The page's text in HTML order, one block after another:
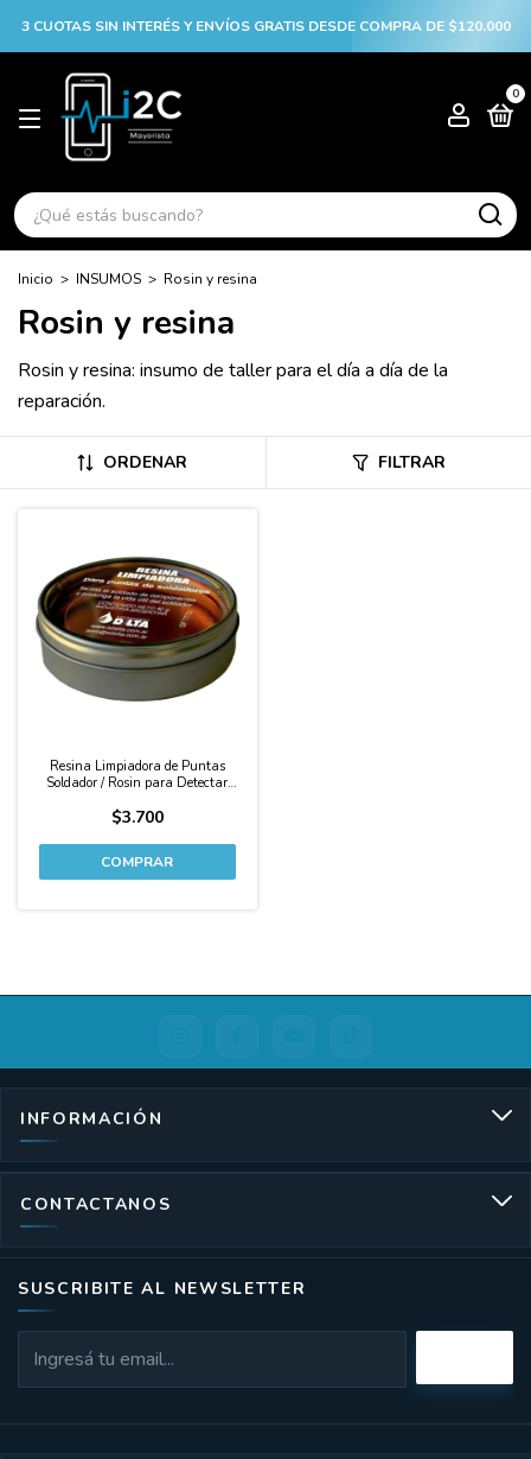
3 CUOTAS SIN INTERÉS Y ENVÍOS GRATIS DESDE COMPRA DE $120.000
0
Inicio > INSUMOS > Rosin y resina
Rosin y resina
Rosin y resina: insumo de taller para el día a día de la
reparación.
ORDENAR FILTRAR
Resina Limpiadora de Puntas
Soldador / Rosin para Detectar
$3.700
INFORMACIÓN
CONTACTANOS
SUSCRIBITE AL NEWSLETTER